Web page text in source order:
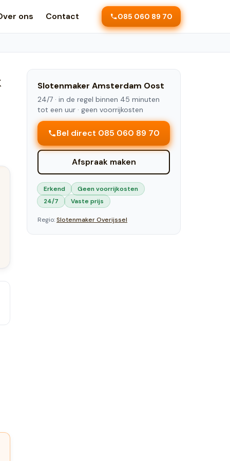
ons Contact 085 060 89 70
Slotenmaker Amsterdam Oost
24/7 · in de regel binnen 45 minuten
tot een uur · geen voorrijkosten
Bel direct 085 060 89 70
Afspraak maken
Erkend
Geen voorrijkosten
24/7
Vaste prijs
Regio:SlotenmakerOverijssel